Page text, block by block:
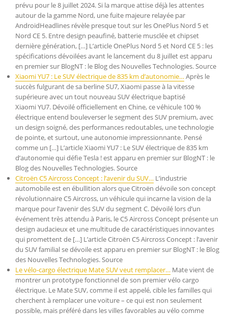
prévu pour le 8 juillet 2024. Si la marque attise déjà les attentes
autour de la gamme Nord, une fuite majeure relayée par
AndroidHeadlines révèle presque tout sur les OnePlus Nord 5 et
Nord CE 5. Entre design peaufiné, batterie musclée et chipset
dernière génération, […] L’article OnePlus Nord 5 et Nord CE 5 : les
spécifications dévoilées avant le lancement du 8 juillet est apparu
en premier sur BlogNT : le Blog des Nouvelles Technologies. Source
Xiaomi YU7 : Le SUV électrique de 835 km d’autonomie…Après le
succès fulgurant de sa berline SU7, Xiaomi passe à la vitesse
supérieure avec un tout nouveau SUV électrique baptisé
Xiaomi YU7. Dévoilé officiellement en Chine, ce véhicule 100 %
électrique entend bouleverser le segment des SUV premium, avec
un design soigné, des performances redoutables, une technologie
de pointe, et surtout, une autonomie impressionnante. Pensé
comme un […] L’article Xiaomi YU7 : Le SUV électrique de 835 km
d’autonomie qui défie Tesla ! est apparu en premier sur BlogNT : le
Blog des Nouvelles Technologies. Source
Citroën C5 Aircross Concept : l’avenir du SUV… L’industrie
automobile est en ébullition alors que Citroën dévoile son concept
révolutionnaire C5 Aircross, un véhicule qui incarne la vision de la
marque pour l’avenir des SUV du segment C. Dévoilé lors d’un
événement très attendu à Paris, le C5 Aircross Concept présente un
design audacieux et une multitude de caractéristiques innovantes
qui promettent de […] L’article Citroën C5 Aircross Concept : l’avenir
du SUV familial se dévoile est apparu en premier sur BlogNT : le Blog
des Nouvelles Technologies. Source
Le vélo-cargo électrique Mate SUV veut remplacer… Mate vient de
montrer un prototype fonctionnel de son premier vélo cargo
électrique. Le Mate SUV, comme il est appelé, cible les familles qui
cherchent à remplacer une voiture – ce qui est non seulement
possible, mais préféré dans les villes favorables au vélo comme